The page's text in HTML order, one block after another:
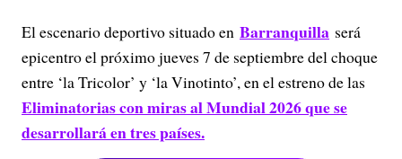
El escenario deportivo situado en Barranquilla será
epicentro el próximo jueves 7 de septiembre del choque
entre ‘la Tricolor’ y ‘la Vinotinto’, en el estreno de las
Eliminatorias con miras al Mundial 2026 que se
desarrollará en tres países.